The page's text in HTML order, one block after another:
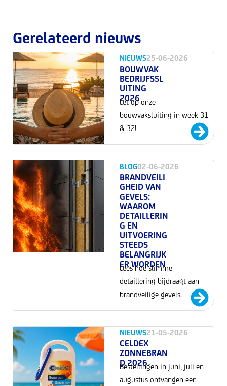
Gerelateerd nieuws
NIEUWS25-06-2026
BOUWVAK
BEDRIJFSSL
UITING
2026
Let op onze
bouwvaksluiting in week 31
& 32!
BLOG02-06-2026
BRANDVEILI
GHEID VAN
GEVELS:
WAAROM
DETAILLERIN
G EN
UITVOERING
STEEDS
BELANGRIJK
ER WORDEN
Lees hoe slimme
detaillering bijdraagt aan
brandveilige gevels.
NIEUWS21-05-2026
CELDEX
ZONNEBRAN
D 2026
Bestellingen in juni, juli en
augustus ontvangen een